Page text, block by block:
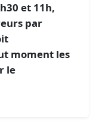
et 11h,
par
moment les
le